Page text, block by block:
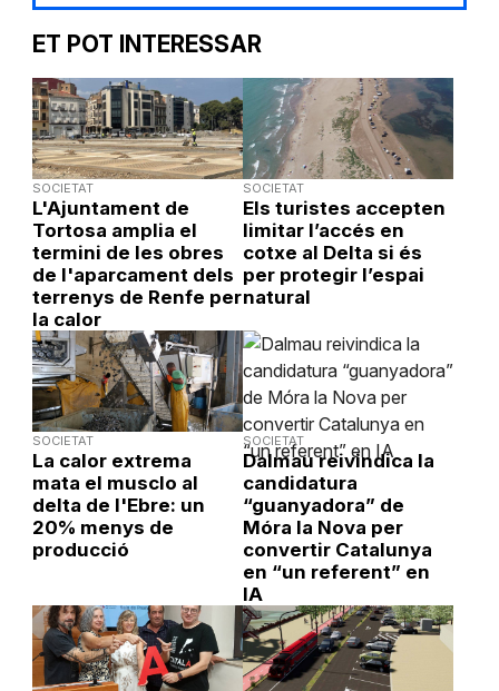
ET POT INTERESSAR
SOCIETAT
L'Ajuntament de
Tortosa amplia el
termini de les obres
de l'aparcament dels
terrenys de Renfe per
la calor
SOCIETAT
Els turistes accepten
limitar l’accés en
cotxe al Delta si és
per protegir l’espai
natural
SOCIETAT
La calor extrema
mata el musclo al
delta de l'Ebre: un
20% menys de
producció
SOCIETAT
Dalmau reivindica la
candidatura
“guanyadora” de
Móra la Nova per
convertir Catalunya
en “un referent” en
IA